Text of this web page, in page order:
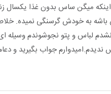
میگن ساس بدون غذا یکسال
به خودش گرسنگی نمیده.
لباس و پتو نجوشوندم وسیله
جواب بگیرید و